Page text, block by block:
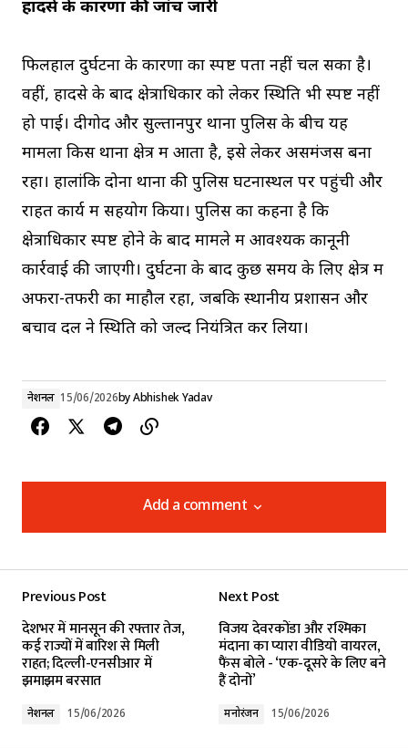
हादसे के कारणों की जांच जारी
फिलहाल दुर्घटना के कारणों का स्पष्ट पता नहीं चल सका है।
वहीं, हादसे के बाद क्षेत्राधिकार को लेकर स्थिति भी स्पष्ट नहीं
हो पाई। दीगोद और सुल्तानपुर थाना पुलिस के बीच यह
मामला किस थाना क्षेत्र में आता है, इसे लेकर असमंजस बना
रहा। हालांकि दोनों थानों की पुलिस घटनास्थल पर पहुंची और
राहत कार्य में सहयोग किया। पुलिस का कहना है कि
क्षेत्राधिकार स्पष्ट होने के बाद मामले में आवश्यक कानूनी
कार्रवाई की जाएगी। दुर्घटना के बाद कुछ समय के लिए क्षेत्र में
अफरा-तफरी का माहौल रहा, जबकि स्थानीय प्रशासन और
बचाव दल ने स्थिति को जल्द नियंत्रित कर लिया।
नेशनल 15/06/2026byAbhishek Yadav
Add a comment
Add a comment
Required fields are marked*
Comment
Previous Post
देशभर में मानसून की रफ्तार तेज,
कई राज्यों में बारिश से मिली
राहत; दिल्ली-एनसीआर में
झमाझम बरसात
नेशनल 15/06/2026
Next Post
विजय देवरकोंडा और रश्मिका
मंदाना का प्यारा वीडियो वायरल,
फैंस बोले - ‘एक-दूसरे के लिए बने
हैं दोनों’
मनोरंजन 15/06/2026